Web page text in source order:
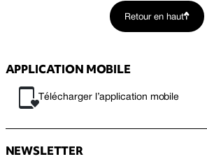
Retour en haut
APPLICATION MOBILE
Télécharger l’application mobile
NEWSLETTER